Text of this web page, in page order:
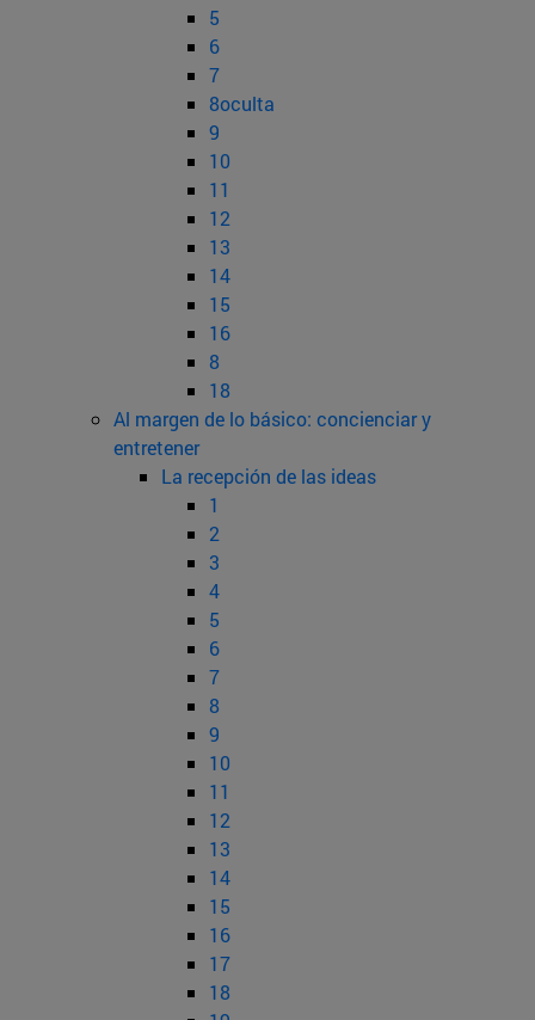
5
6
7
8oculta
9
10
11
12
13
14
15
16
8
18
Al margen de lo básico: concienciar y
entretener
La recepción de las ideas
1
2
3
4
5
6
7
8
9
10
11
12
13
14
15
16
17
18